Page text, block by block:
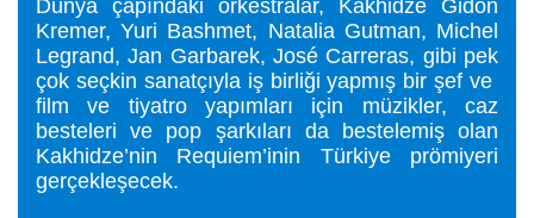
Dünya çapındaki orkestralar, Kakhidze Gidon
Kremer, Yuri Bashmet, Natalia Gutman, Michel
Legrand, Jan Garbarek, José Carreras, gibi pek
çok seçkin sanatçıyla iş birliği yapmış bir şef ve
film ve tiyatro yapımları için müzikler, caz
besteleri ve pop şarkıları da bestelemiş olan
Kakhidze’nin Requiem’inin Türkiye prömiyeri
gerçekleşecek.